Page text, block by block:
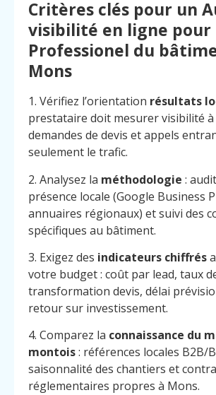
Critères clés pour un
visibilité en ligne pour
Professionel du
Mons
1. Vérifiez l’orientation résultats
prestataire doit mesurer visibilité
demandes de devis et appels
seulement le trafic.
2. Analysez la méthodologie :
présence locale (Google Business
annuaires régionaux) et suivi des
spécifiques au bâtiment.
3. Exigez des indicateurs chiffrés
votre budget : coût par lead, taux
transformation devis, délai
retour sur investissement.
4. Comparez la connaissance du
montois: références locales B2B/
saisonnalité des chantiers et
réglementaires propres à Mons.